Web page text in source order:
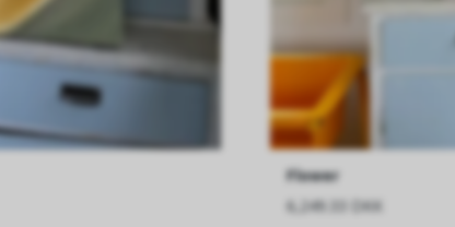
Flower
6,249.33 DKK